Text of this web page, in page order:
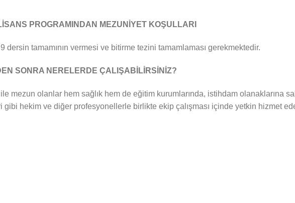
PROGRAMINDAN MEZUNİYET KOŞULLARI
tamamının vermesi ve bitirme tezini tamamlaması gerekmektedir.
SONRA NERELERDE ÇALIŞABİLİRSİNİZ?
mezun olanlar hem sağlık hem de eğitim kurumlarında, istihdam olanaklarına
hekim ve diğer profesyonellerle birlikte ekip çalışması içinde yetkin hizmet